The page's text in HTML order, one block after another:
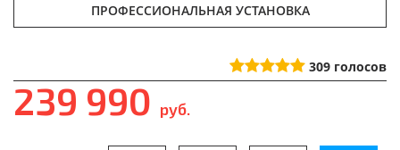
ПРОФЕССИОНАЛЬНАЯ УСТАНОВКА
309 голосов
239 990 руб.